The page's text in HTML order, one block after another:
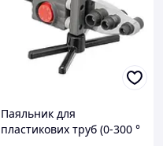
Паяльник для
пластикових труб (0-300 °